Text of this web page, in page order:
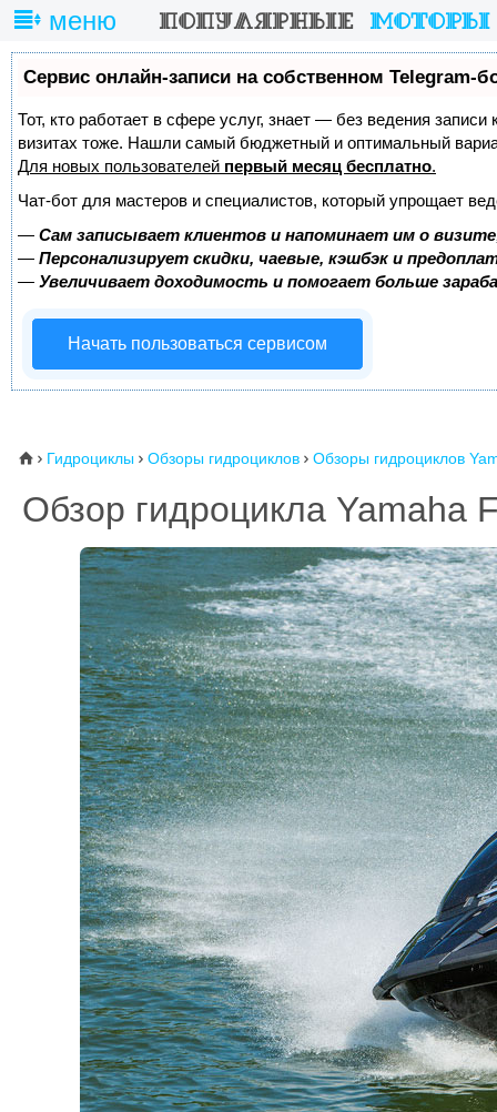
меню
Сервис онлайн-записи на собственном Telegram-
Тот, кто работает в сфере услуг, знает — без ведения
визитах тоже. Нашли самый бюджетный и оптимальный
Для новых пользователей первый месяц бесплатно.
Чат-бот для мастеров и специалистов, который упрощает
— Сам записывает клиентов и напоминает им о
— Персонализирует скидки, чаевые, кэшбэк и
— Увеличивает доходимость и помогает больше
Начать пользоваться сервисом
⌂  Гидроциклы  Обзоры гидроциклов  Обзоры гидроциклов
Обзор гидроцикла Yamaha